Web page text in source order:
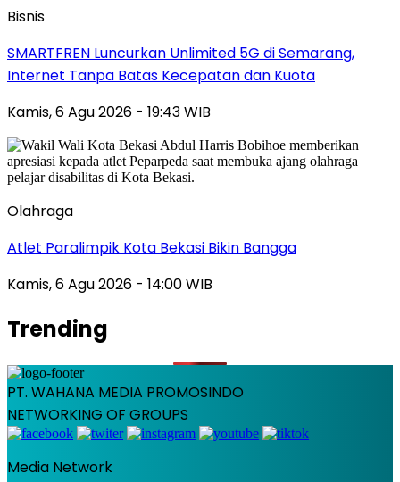
Bisnis
SMARTFREN Luncurkan Unlimited 5G di Semarang,
Internet Tanpa Batas Kecepatan dan Kuota
Kamis, 6 Agu 2026 - 19:43 WIB
Olahraga
Atlet Paralimpik Kota Bekasi Bikin Bangga
Kamis, 6 Agu 2026 - 14:00 WIB
Trending
PT. WAHANA MEDIA PROMOSINDO
NETWORKING OF GROUPS
Media Network